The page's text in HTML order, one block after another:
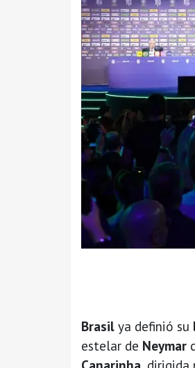
Brasil ya definió su
estelar de Neymar